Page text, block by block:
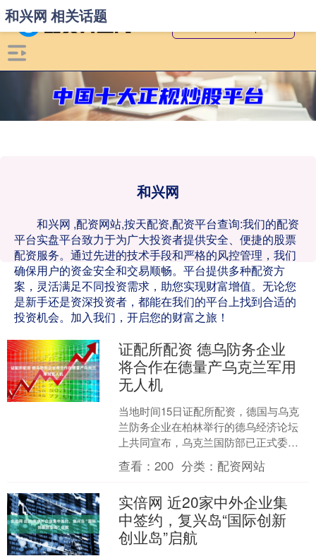
和兴网
和兴网 ,配资网站,按天配资,配资平台查询:我们的配资
平台实盘平台致力于为广大投资者提供安全、便捷的股票
配资服务。通过先进的技术手段和严格的风控管理，我们
确保用户的资金安全和交易顺畅。平台提供多种配资方
案，灵活满足不同投资需求，助您实现财富增值。无论您
是新手还是资深投资者，都能在我们的平台上找到合适的
投资机会。加入我们，开启您的财富之旅！
和兴网 相关话题
证配所配资 德乌防务企业
将合作在德量产乌克兰军用
无人机
当地时间15日证配所配资，德国与乌克
兰防务企业在柏林举行的德乌经济论坛
上共同宣布，乌克兰国防部已正式委托
德国以工业化规模生产多款乌方自主研
发的军用无人机。（央视....
查看：200 分类：配资网站
实倍网 近20家中外企业集
中签约，复兴岛“国际创新
创业岛”启航